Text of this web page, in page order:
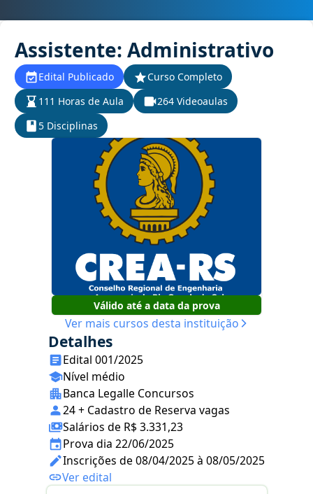
Assistente: Administrativo
Edital Publicado
Curso Completo
111 Horas de Aula
264 Videoaulas
5 Disciplinas
Válido até a data da prova
Ver mais cursos desta instituição
Detalhes
Edital 001/2025
Nível médio
Banca Legalle Concursos
24 + Cadastro de Reserva vagas
Salários de R$ 3.331,23
Prova dia 22/06/2025
Inscrições de 08/04/2025 à 08/05/2025
Ver edital